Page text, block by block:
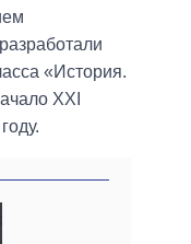
«История.
XXI